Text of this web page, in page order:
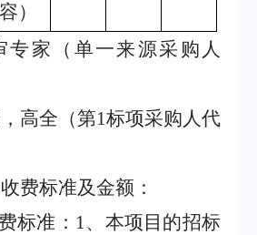
容）
专家（单一来源采购人
高全（第1标项采购人代
费标准及金额：
标准： 1、本项目的招标